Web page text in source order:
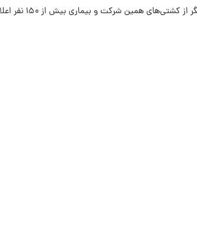
همین شرکت و بیماری بیش از ۱۵۰ نفر اعلام شده بود